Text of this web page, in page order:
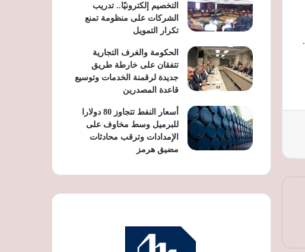
التخصيم إلكترونيًا.. تدريب
الشركات على منظومة تمنع
تكرار التمويل
الحكومة والغرف التجارية
تتفقان على خارطة طريق
جديدة لرقمنة الخدمات وتوسيع
قاعدة المصدرين
أسعار النفط تتجاوز 80 دولارا
للبرميل وسط مخاوف على
الإمدادات وترقب محادثات
مضيق هرمز